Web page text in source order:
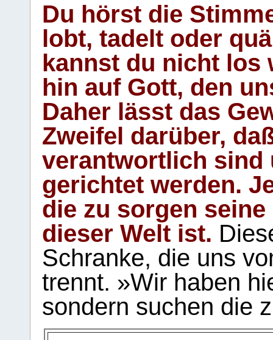
Du hörst die
lobt, tadelt oder
kannst du nicht los
hin auf Gott, den
Daher lässt das
Zweifel darüber,
verantwortlich sind
gerichtet werden.
die zu sorgen
dieser Welt ist.
Schranke, die uns
trennt. »Wir haben
sondern suchen die